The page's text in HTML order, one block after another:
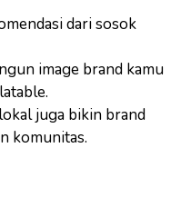
dari sosok
image brand kamu
juga bikin brand
komunitas.